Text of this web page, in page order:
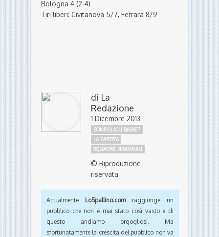
Bologna 4 (2-4)
Tiri liberi: Civitanova 5/7, Ferrara 8/9
di La
Redazione
1 Dicembre 2013
BONFIGLIOLI BASKET
LA PARTITA
SQUADRE FEMMINILI
© Riproduzione
riservata
Attualmente LoSpallino.comraggiunge un
pubblico che non è mai stato così vasto e di
questo andiamo orgogliosi. Ma
sfortunatamente la crescita del pubblico non va